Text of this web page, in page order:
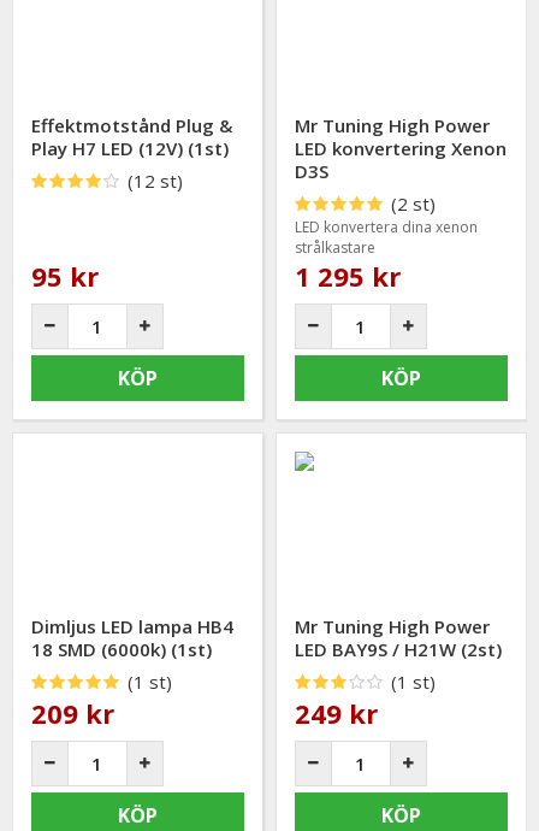
Effektmotstånd Plug &
Play H7 LED (12V) (1st)
(12 st)
95 kr
KÖP
Mr Tuning High Power
LED konvertering Xenon
D3S
(2 st)
LED konvertera dina xenon
strålkastare
1 295 kr
KÖP
Dimljus LED lampa HB4
18 SMD (6000k) (1st)
(1 st)
209 kr
KÖP
Mr Tuning High Power
LED BAY9S / H21W (2st)
(1 st)
249 kr
KÖP